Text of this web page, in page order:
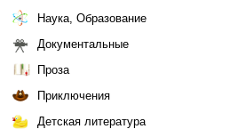
Наука, Образование
Документальные
Проза
Приключения
Детская литература